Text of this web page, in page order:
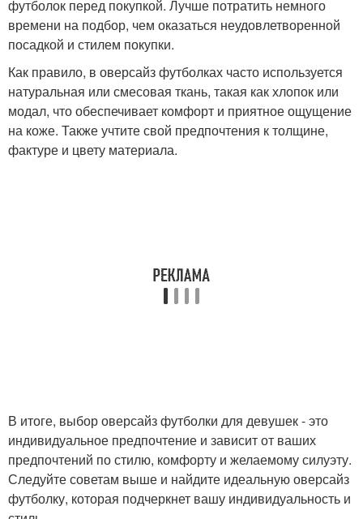
футболок перед покупкой. Лучше потратить немного
времени на подбор, чем оказаться неудовлетворенной
посадкой и стилем покупки.
Как правило, в оверсайз футболках часто используется
натуральная или смесовая ткань, такая как хлопок или
модал, что обеспечивает комфорт и приятное ощущение
на коже. Также учтите свой предпочтения к толщине,
фактуре и цвету материала.
В итоге, выбор оверсайз футболки для девушек - это
индивидуальное предпочтение и зависит от ваших
предпочтений по стилю, комфорту и желаемому силуэту.
Следуйте советам выше и найдите идеальную оверсайз
футболку, которая подчеркнет вашу индивидуальность и